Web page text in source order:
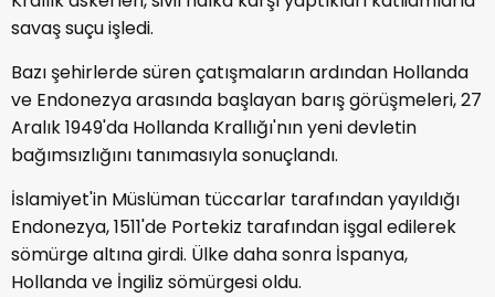
savaş suçu işledi.
Bazı şehirlerde süren çatışmaların ardından Hollanda
ve Endonezya arasında başlayan barış görüşmeleri, 27
Aralık 1949'da Hollanda Krallığı'nın yeni devletin
bağımsızlığını tanımasıyla sonuçlandı.
İslamiyet'in Müslüman tüccarlar tarafından yayıldığı
Endonezya, 1511'de Portekiz tarafından işgal edilerek
sömürge altına girdi. Ülke daha sonra İspanya,
Hollanda ve İngiliz sömürgesi oldu.